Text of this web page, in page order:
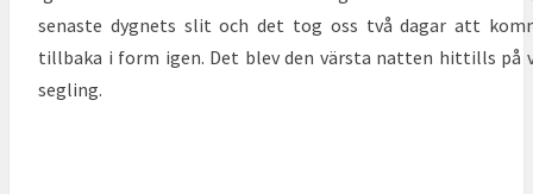
senaste dygnets slit och det tog oss två dagar att
tillbaka i form igen. Det blev den värsta natten hittills på
segling.